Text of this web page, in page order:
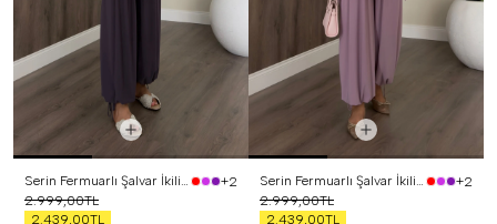
Serin Fermuarlı Şalvar İkili Takım Mor
+2
2.999,00TL
2.439,00TL
Serin Fermuarlı Şalvar İkili Takım Lila
+2
2.999,00TL
2.439,00TL